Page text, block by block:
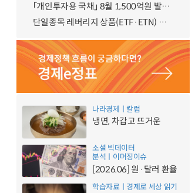
「개인투자용 국채」 8월 1,500억원 발행 예정
단일종목 레버리지 상품(ETF·ETN) 기본예탁금 강화 조기시행 방안 안내
나라경제ㅣ칼럼
냉면, 차갑고 뜨거운
소셜 빅데이터
분석ㅣ이머징이슈
[2026.06] 원·달러 환율
학습자료ㅣ경제로 세상 읽기